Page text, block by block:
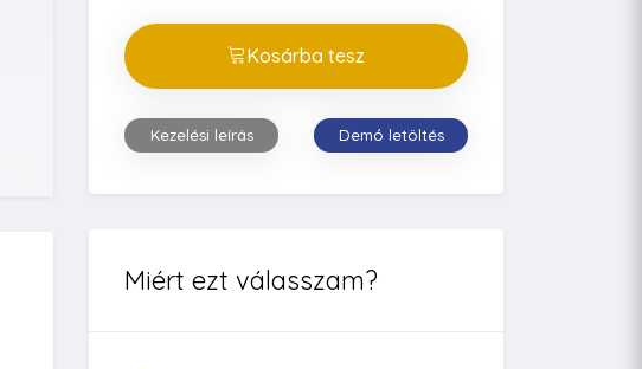
Kosárba tesz
Kezelési leírás Demó letöltés
Miért ezt válasszam?